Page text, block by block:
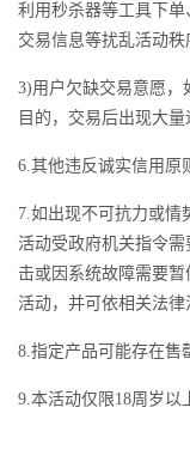
利用秒杀器等工具下
交易信息等扰乱活动秩
3)用户欠缺交易意愿，
目的，交易后出现大量
6.其他违反诚实信用原
7.如出现不可抗力或情
活动受政府机关指令
击或因系统故障需要
活动，并可依相关法律
8.指定产品可能存在售
9.本活动仅限18周岁以